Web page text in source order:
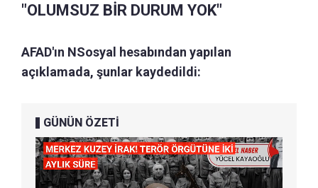
"OLUMSUZ BİR DURUM YOK"
AFAD'ın NSosyal hesabından yapılan
açıklamada, şunlar kaydedildi:
GÜNÜN ÖZETİ